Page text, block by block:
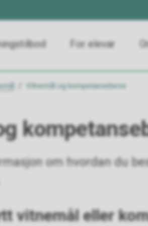
For elevar
Vitnemål og kompetansebevis
om hvordan du
vitnemål eller